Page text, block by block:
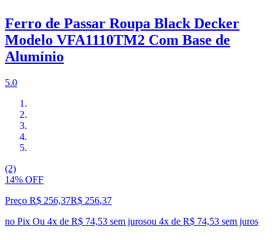
Ferro de Passar Roupa Black Decker
Modelo VFA1110TM2 Com Base de
Alumínio
5.0
(2)
14% OFF
Preço R$ 256,37R$ 256,37
no Pix Ou 4x de R$ 74,53 sem jurosou 4x de R$ 74,53 sem juros